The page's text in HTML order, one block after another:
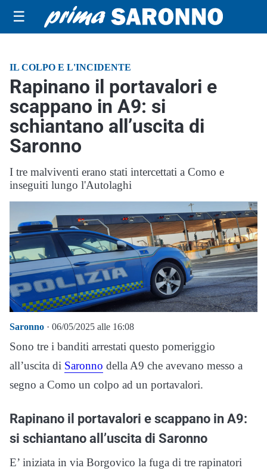
☰
IL COLPO E L'INCIDENTE
Rapinano il portavalori e
scappano in A9: si
schiantano all’uscita di
Saronno
I tre malviventi erano stati intercettati a Como e
inseguiti lungo l'Autolaghi
Saronno · 06/05/2025 alle 16:08
Sono tre i banditi arrestati questo pomeriggio
all’uscita di Saronno della A9 che avevano messo a
segno a Como un colpo ad un portavalori.
Rapinano il portavalori e scappano in A9:
si schiantano all’uscita di Saronno
E’ iniziata in via Borgovico la fuga di tre rapinatori